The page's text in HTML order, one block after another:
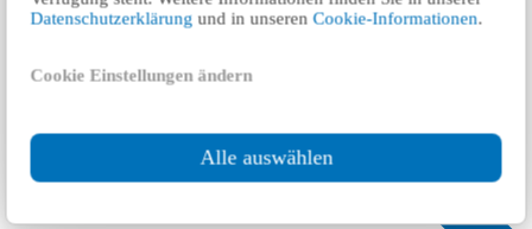
Datenschutzerklärung und in unserenCookie-Informationen.
Cookie Einstellungen ändern
Alle auswählen